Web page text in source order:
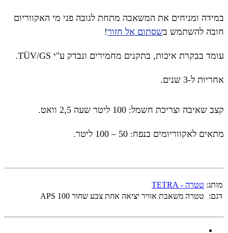
במידה ומניחים את המשאבה מתחת לגובה פני מי האקווריום
חובה להשתמש בשסתום אל חזור!
עומד בבקרת איכות, בתקנים מחמירים ונבדק ע"י TÜV/GS.
אחריות ל-3 שנים.
קצב שאיבה וצריכת חשמל: 100 ליטר שעה 2,5 וואט.
מתאים לאקווריומים בנפח: 50 – 100 ליטר.
מותג: טטרה - TETRA
דגם:
טטרה משאבת אוויר יציאה אחת צבע שחור APS 100